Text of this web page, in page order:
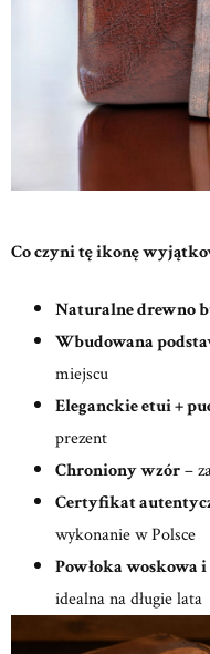
Co czyni tę ikonę
Naturalne drewno
Wbudowana
miejscu
Eleganckie etui +
prezent
Chroniony wzór–
Certyfikat
wykonanie w Polsce
Powłoka woskowa
idealna na długie lata